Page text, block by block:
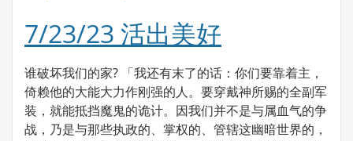
7/23/23 活出美好
谁破坏我们的家? 「我还有末了的话：你们要靠着主，
倚赖他的大能大力作刚强的人。要穿戴神所赐的全副军
装，就能抵挡魔鬼的诡计。因我们并不是与属血气的争
战，乃是与那些执政的、掌权的、管辖这幽暗世界的，